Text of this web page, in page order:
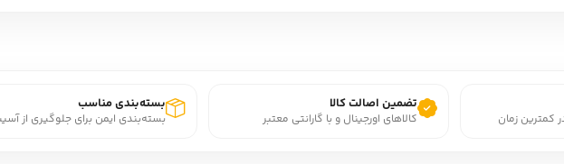
کمترین زمان
تضمین اصالت کالا
کالاهای اورجینال و با گارانتی معتبر
بسته‌بندی مناسب
بسته‌بندی ایمن برای جلوگیری از